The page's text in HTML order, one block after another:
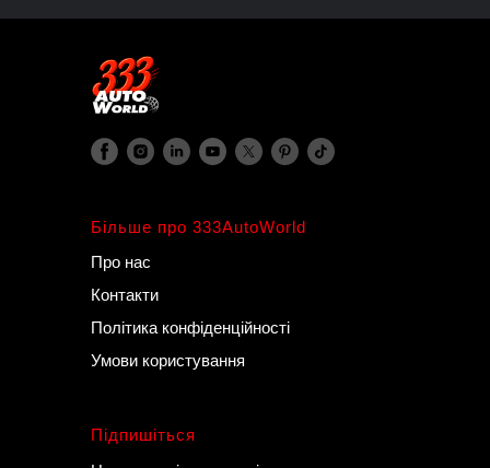
Підпишіться
Про нас
Контакти
Політика конфіденційності
Умови користування
Більше про 333AutoWorld